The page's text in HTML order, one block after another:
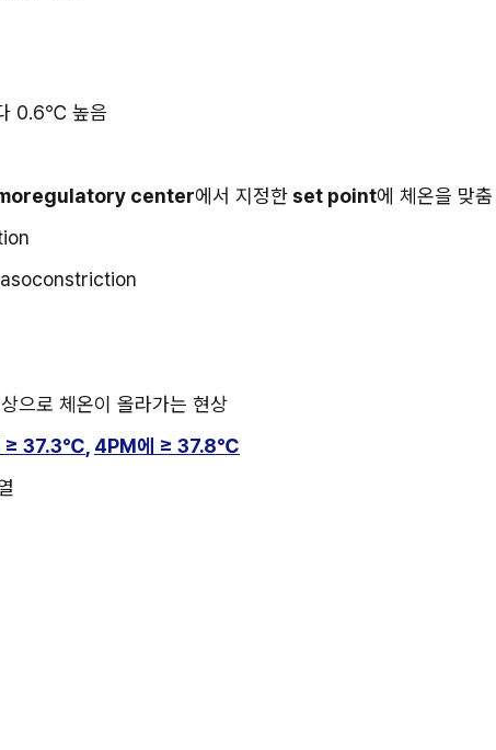
0.6℃ 높음
center에서 지정한 set point에 체온을 맞춤
로 체온이 올라가는 현상
≥ 37.3℃ 4PM에 ≥ 37.8℃